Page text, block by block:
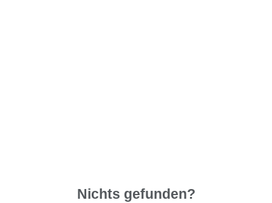
Nichts gefunden?